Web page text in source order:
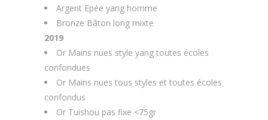
Argent Epée yang homme
Bronze Bâton long mixte
2019
Or Mains nues style yang toutes écoles
confondues
Or Mains nues tous styles et toutes écoles
confondus
Or Tuishou pas fixe <75gr